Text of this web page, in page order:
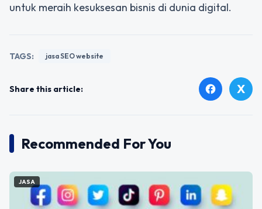
untuk meraih kesuksesan bisnis di dunia digital.
TAGS: jasa SEO website
Share this article: facebook X
Recommended For You
JASA